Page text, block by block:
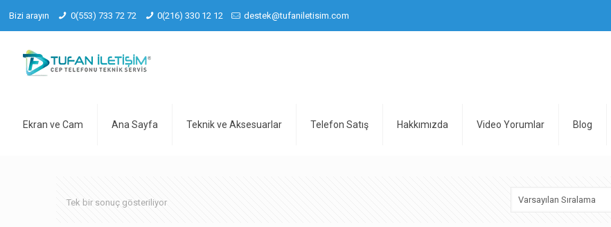
Bizi arayın 0(553) 733 72 72 0(216) 330 12 12 destek@tufaniletisim.com
Ekran ve Cam Ana Sayfa Teknik ve Aksesuarlar Telefon Satış Hakkımızda Video Yorumlar Blog
Tek bir sonuç gösteriliyor